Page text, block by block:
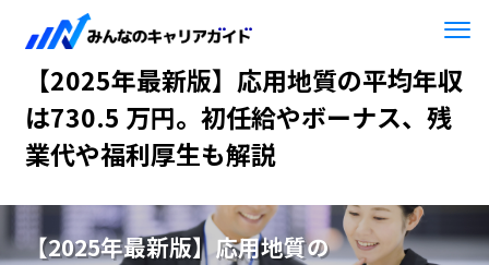
HOME 【2025年最新版】応用地質
【2025年最新版】応用地質の平均年収
は730.5 万円。初任給やボーナス、残
業代や福利厚生も解説
【2025年最新版】応用地質の